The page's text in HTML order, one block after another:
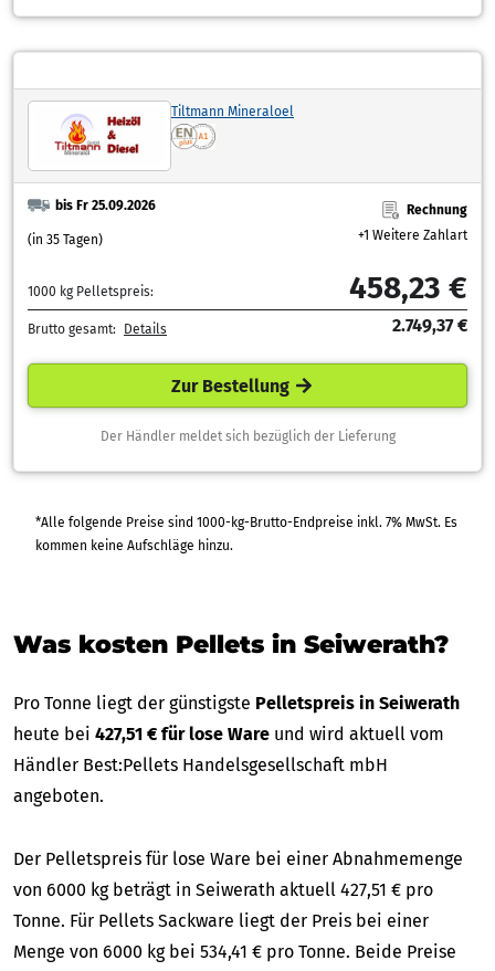
Tiltmann Mineraloel
bis Fr 25.09.2026
(in 35 Tagen)
Rechnung
+1 Weitere Zahlart
1000 kg Pelletspreis: 458,23 €
Brutto gesamt: Details 2.749,37 €
Zur Bestellung
Der Händler meldet sich bezüglich der Lieferung
*Alle folgende Preise sind 1000-kg-Brutto-Endpreise inkl. 7% MwSt. Es
kommen keine Aufschläge hinzu.
Was kosten Pellets in Seiwerath?
Pro Tonne liegt der günstigste Pelletspreis in Seiwerath
heute bei 427,51 € für lose Ware und wird aktuell vom
Händler Best:Pellets Handelsgesellschaft mbH
angeboten.
Der Pelletspreis für lose Ware bei einer Abnahmemenge
von 6000 kg beträgt in Seiwerath aktuell 427,51 € pro
Tonne. Für Pellets Sackware liegt der Preis bei einer
Menge von 6000 kg bei 534,41 € pro Tonne. Beide Preise